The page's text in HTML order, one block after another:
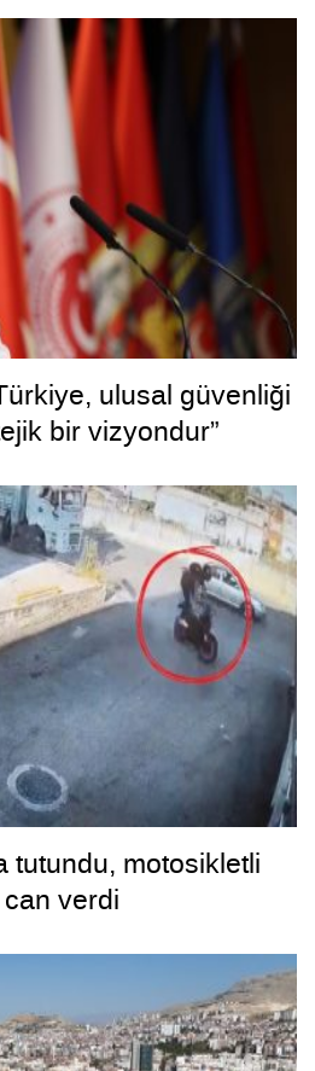
ulusal güvenliği
bir vizyondur”
tutundu, motosikletli
verdi